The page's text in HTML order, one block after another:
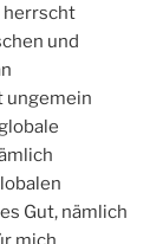
herrscht
und
ungemein
Gut, nämlich